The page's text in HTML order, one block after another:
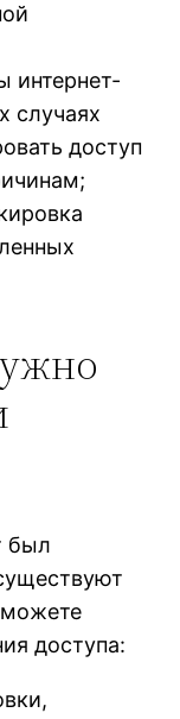
интернет-
случаях
доступ
был
доступа: